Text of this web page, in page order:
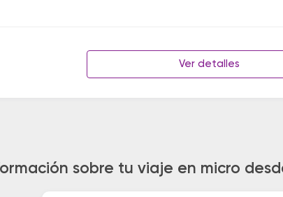
Ver detalles
sobre tu viaje en micro